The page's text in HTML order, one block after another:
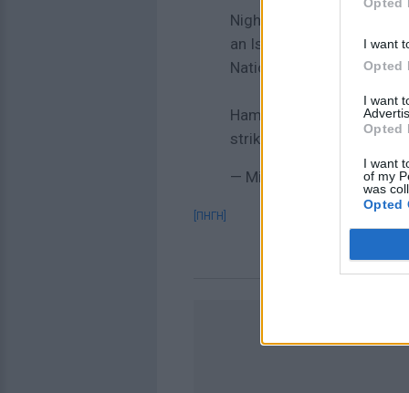
I want
Opted
I want
Opted
I want
of my
was
Opted
Nightmarish scenes are
an Israeli airstrike struck
Nations (UNRWA) school
Hamada Shawaf
strike and is thankful to be
— Middle East Eye
[ΠΗΓΗ]